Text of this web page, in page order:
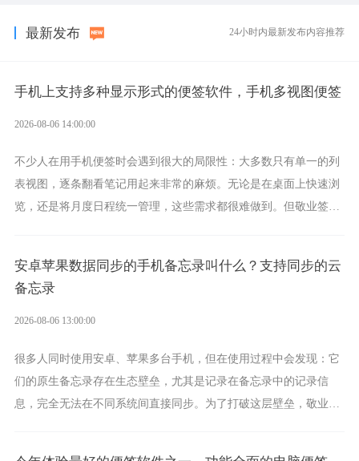
最新发布 24小时内最新发布内容推荐
手机上支持多种显示形式的便签软件，手机多视图便签
2026-08-06 14:00:00
不少人在用手机便签时会遇到很大的局限性：大多数只有单一的列
表视图，逐条翻看笔记用起来非常的麻烦。无论是在桌面上快速浏
览，还是将月度日程统一管理，这些需求都很难做到。但敬业签作
安卓苹果数据同步的手机备忘录叫什么？支持同步的云
备忘录
2026-08-06 13:00:00
很多人同时使用安卓、苹果多台手机，但在使用过程中会发现：它
们的原生备忘录存在生态壁垒，尤其是记录在备忘录中的记录信
息，完全无法在不同系统间直接同步。为了打破这层壁垒，敬业签